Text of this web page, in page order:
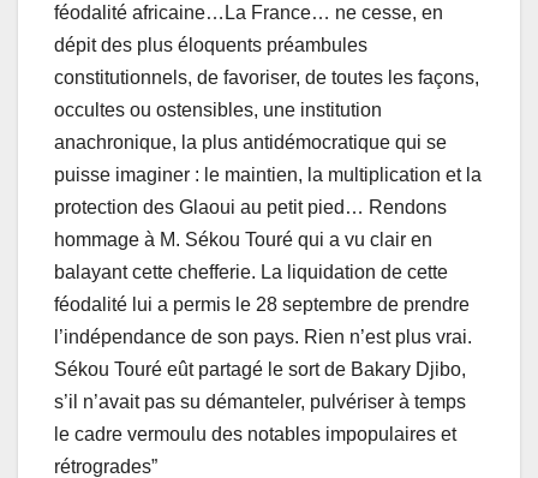
féodalité africaine…La France… ne cesse, en
dépit des plus éloquents préambules
constitutionnels, de favoriser, de toutes les façons,
occultes ou ostensibles, une institution
anachronique, la plus antidémocratique qui se
puisse imaginer : le maintien, la multiplication et la
protection des Glaoui au petit pied… Rendons
hommage à M. Sékou Touré qui a vu clair en
balayant cette chefferie. La liquidation de cette
féodalité lui a permis le 28 septembre de prendre
l’indépendance de son pays. Rien n’est plus vrai.
Sékou Touré eût partagé le sort de Bakary Djibo,
s’il n’avait pas su démanteler, pulvériser à temps
le cadre vermoulu des notables impopulaires et
rétrogrades”